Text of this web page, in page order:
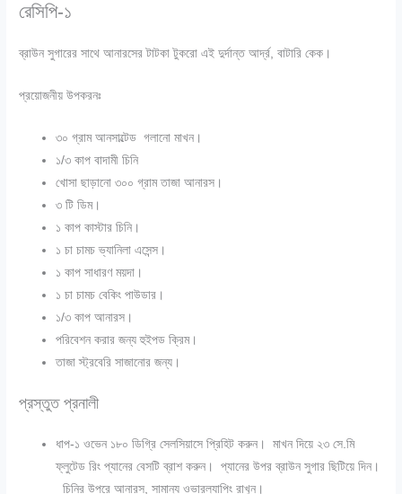
রেসিপি-১
ব্রাউন সুগারের সাথে আনারসের টাটকা টুকরো এই দুর্দান্ত আর্দ্র, বাটারি কেক।
প্রয়োজনীয় উপকরনঃ
৩০ গ্রাম আনসাল্টেড গলানো মাখন।
১/৩ কাপ বাদামী চিনি
খোসা ছাড়ানো ৩০০ গ্রাম তাজা আনারস।
৩ টি ডিম।
১ কাপ কাস্টার চিনি।
১ চা চামচ ভ্যানিলা এসেন্স।
১ কাপ সাধারণ ময়দা।
১ চা চামচ বেকিং পাউডার।
১/৩ কাপ আনারস।
পরিবেশন করার জন্য হুইপড ক্রিম।
তাজা স্ট্রবেরি সাজানোর জন্য।
প্রস্তুত প্রনালী
ধাপ-১ওভেন ১৮০ ডিগ্রি সেলসিয়াসে প্রিহিট করুন। মাখন দিয়ে ২৩ সে.মি
ফ্লুটেড রিং প্যানের বেসটি ব্রাশ করুন। প্যানের উপর ব্রাউন সুগার ছিটিয়ে দিন।
চিনির উপরে আনারস, সামান্য ওভারল্যাপিং রাখুন।